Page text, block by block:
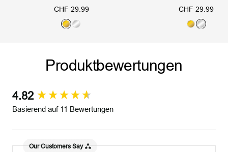
Angebotspreis
CHF 29.99
G
d
S
b
Angebotspreis
CHF 29.99
G S
Produktbewertungen
4.82
Basierend auf 11 Bewertungen
Our Customers Say
New content loaded